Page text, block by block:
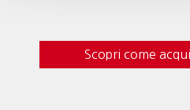
Scopri come